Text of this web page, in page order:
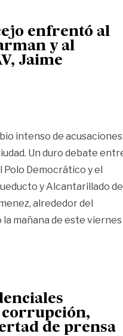
enfrentó al
y al
Jaime
intenso de acusaciones
Un duro debate
Polo Democrático y el
y Alcantarillado de
alrededor del
la mañana de este viernes
corrupción,
de prensa